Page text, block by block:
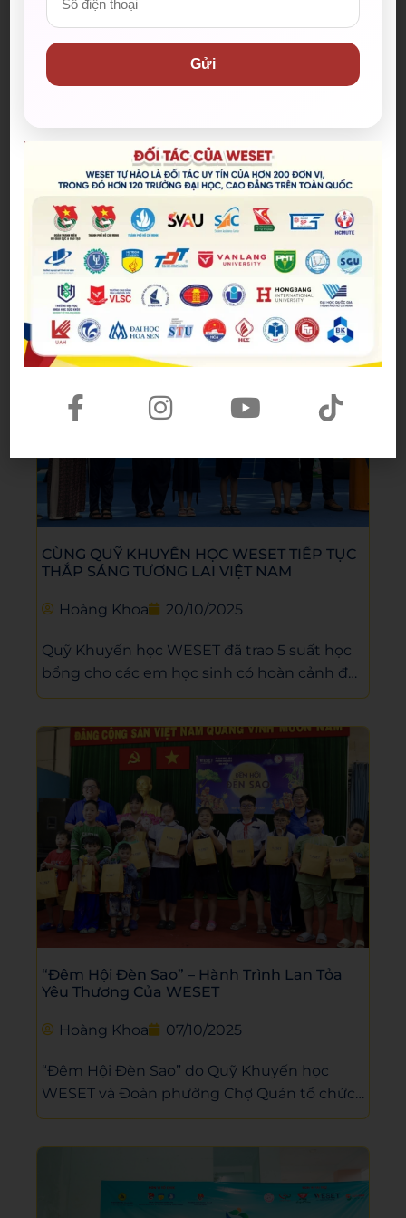
WESET CÙNG SAC VÀ BÁO THANH NIÊN
TRAO HỌC BỔNG “NGHỊ LỰC MÙA THI”
Hoàng Khoa 21/10/2025
Quỹ Khuyến học WESET phối hợp cùng
Trung tâm Hỗ trợ HSSV TP.HCM (SAC) và Báo
Thanh Niên trao học bổng “Nghị lực mùa
thi” nhằm tiếp sức cho các sinh viên có
hoàn cảnh khó khăn nhưng giàu nghị lực.
CÙNG QUỸ KHUYẾN HỌC WESET TIẾP TỤC
THẮP SÁNG TƯƠNG LAI VIỆT NAM
Hoàng Khoa 20/10/2025
Quỹ Khuyến học WESET đã trao 5 suất học
bổng cho các em học sinh có hoàn cảnh đặc
biệt tại Trường Tiểu học Lê Văn Thọ. Hoạt
Nam” do WESET đồng hành cùng Báo Tuổi
Trẻ thực hiện.
“Đêm Hội Đèn Sao” – Hành Trình Lan Tỏa
Yêu Thương Của WESET
Hoàng Khoa 07/10/2025
“Đêm Hội Đèn Sao” do Quỹ Khuyến học
WESET và Đoàn phường Chợ Quán tổ chức
đã mang đến mùa Trung thu rộn ràng, ấm
Gửi